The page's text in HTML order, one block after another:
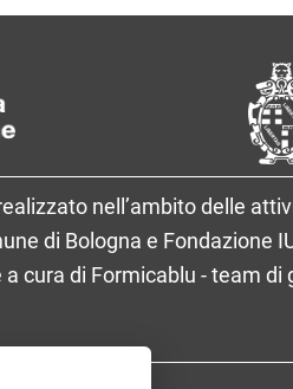
nell’ambito delle
di Bologna e Fondazione
a cura di Formicablu - team